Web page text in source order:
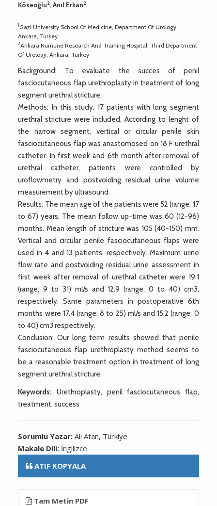
Köseoğlu2, Anıl Erkan2
1Gazi University School Of Medicine, Department Of Urology,
Ankara, Turkey
2Ankara Numune Research And Training Hospital, Third Department
Of Urology, Ankara, Turkey
Background: To evaluate the succes of penil
fasciocutaneous flap urethroplasty in treatment of long
segment urethral stricture.
Methods: In this study, 17 patients with long segment
urethral stricture were included. According to lenght of
the narrow segment, vertical or circular penile skin
fasciocutaneous flap was anastomosed on 18 F urethral
catheter. In first week and 6th month after removal of
urethral catheter, patients were controlled by
uroflowmetry and postvoiding residual urine volume
measurement by ultrasound.
Results: The mean age of the patients were 52 (range; 17
to 67) years. The mean follow up-time was 60 (12-96)
months. Mean length of stricture was 105 (40-150) mm.
Vertical and circular penile fasciocutaneous flaps were
used in 4 and 13 patients, respectively. Maximum urine
flow rate and postvoiding residual urine assessment in
first week after removal of urethral catheter were 19.1
(range; 9 to 31) ml/s and 12.9 (range; 0 to 40) cm3,
respectively. Same parameters in postoperative 6th
months were 17.4 (range; 8 to 25) ml/s and 15.2 (range; 0
to 40) cm3 respectively.
Conclusion: Our long term results showed that penile
fasciocutaneous flap urethroplasty method seems to
be a reasonable treatment option in treatment of long
segment urethral stricture.
Keywords: Urethroplasty, penil fasciocutaneous flap,
treatment, success
Sorumlu Yazar:Ali Atan, Türkiye
Makale Dili: İngilizce
ATIF KOPYALA
Tam Metin PDF